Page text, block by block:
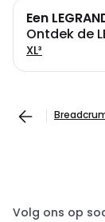
Een
Ontdek de
XL³
Volg ons op